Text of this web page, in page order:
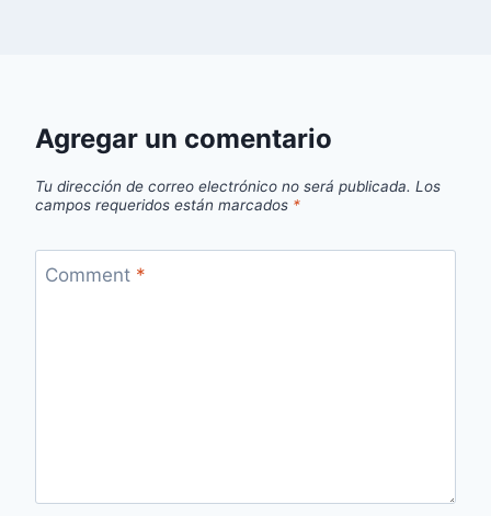
Agregar un comentario
Tu dirección de correo electrónico no será publicada. Los
campos requeridos están marcados *
Comment *